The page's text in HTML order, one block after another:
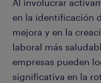
Al involucrar
en la identificación
mejora y en la
laboral más
empresas pueden
significativa en la